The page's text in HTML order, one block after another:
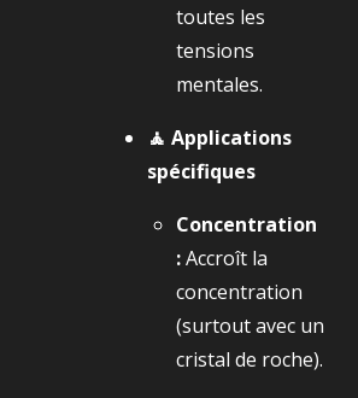
toutes les
tensions
mentales.
🧘 Applications
spécifiques
Concentration
:Accroît la
concentration
(surtout avec un
cristal de roche).